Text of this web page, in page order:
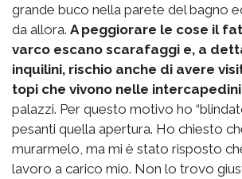
grande buco nella parete del bagno
da allora. A peggiorare le cose il
varco escano scarafaggi e, a
inquilini, rischio anche di avere
topi che vivono nelle intercapedini
palazzi. Per questo motivo ho
pesanti quella apertura. Ho chiesto
murarmelo, ma mi è stato risposto
lavoro a carico mio. Non lo trovo